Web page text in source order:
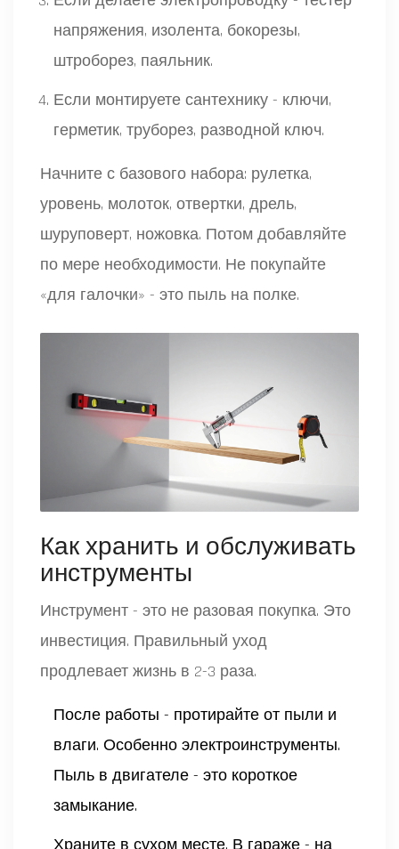
напряжения, изолента, бокорезы,
штроборез, паяльник.
Если монтируете сантехнику - ключи,
герметик, труборез, разводной ключ.
Начните с базового набора: рулетка,
уровень, молоток, отвертки, дрель,
шуруповерт, ножовка. Потом добавляйте
по мере необходимости. Не покупайте
«для галочки» - это пыль на полке.
Как хранить и обслуживать
инструменты
Инструмент - это не разовая покупка. Это
инвестиция. Правильный уход
продлевает жизнь в 2-3 раза.
После работы - протирайте от пыли и
влаги. Особенно электроинструменты.
Пыль в двигателе - это короткое
замыкание.
Храните в сухом месте. В гараже - на